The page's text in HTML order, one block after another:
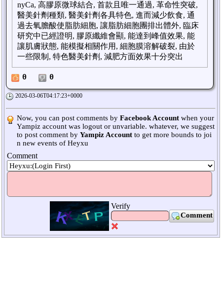
nyCa, 高膠原微球結合, 首款且唯一通過, 革命性突破,
醫美針劑種類, 醫美針劑各具特色, 進而減少飲食, 通
過去氧膽酸使脂肪細胞, 讓脂肪細胞團排出體外, 臨床
研究中已經證明, 膠原纖維會顯, 能達到峰值效果, 能
讓肌膚狀態, 能模擬相關作用, 細胞膜溶解破裂, 由於
一些限制, 特色醫美針劑, 減肥方面效果十分突出
0 0
2026-03-06T04:17:23+0000
Now, you can post comments by Facebook Account when your
Yampiz account was logout or unvariable. whatever, we suggest
to post comment by Yampiz Account to get more bounds to joi
n new events of Heyxu
Comment
Verify
Comment